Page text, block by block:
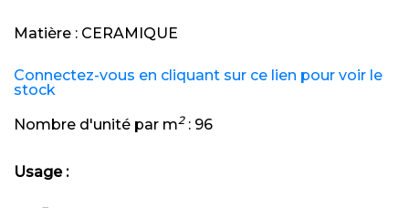
Matière : CERAMIQUE
Connectez-vous en cliquant sur ce lien pour voir le
stock
Nombre d'unité par m2: 96
Usage :